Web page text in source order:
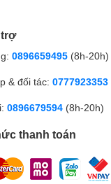
0896659495 (8h-20h)
& đối tác: 0777923353
0896679594 (8h-20h)
thanh toán